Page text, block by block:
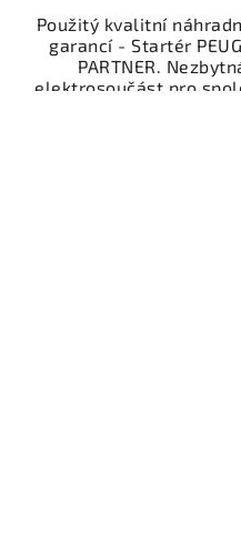
Použitý kvalitní
garancí - Startér
PARTNER.
elektrosoučást pro